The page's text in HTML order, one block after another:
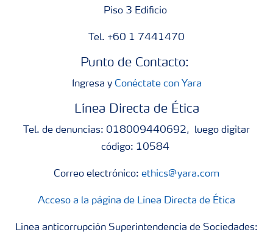
Piso 3 Edificio
Tel. +60 1 7441470
Punto de Contacto:
Ingresa y Conéctate con Yara
Línea Directa de Ética
Tel. de denuncias: 018009440692, luego digitar
código: 10584
Correo electrónico: ethics@yara.com
Acceso a la página de Línea Directa de Ética
Línea anticorrupción Superintendencia de Sociedades: